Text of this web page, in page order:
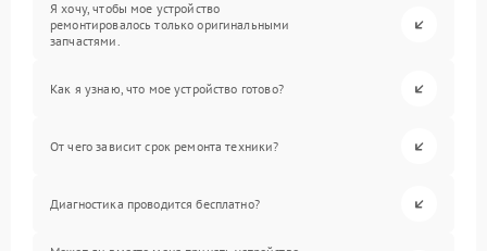
Я хочу, чтобы мое устройство
ремонтировалось только оригинальными
запчастями.
Как я узнаю, что мое устройство готово?
От чего зависит срок ремонта техники?
Диагностика проводится бесплатно?